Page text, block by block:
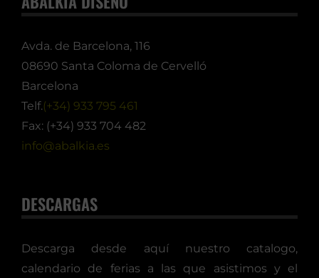
Avda. de Barcelona, 116
08690 Santa Coloma de Cervelló
Barcelona
Telf.(+34) 933 795 461
Fax: (+34) 933 704 482
info@abalkia.es
DESCARGAS
Descarga desde aquí nuestro catalogo,
calendario de ferias a las que asistimos y el